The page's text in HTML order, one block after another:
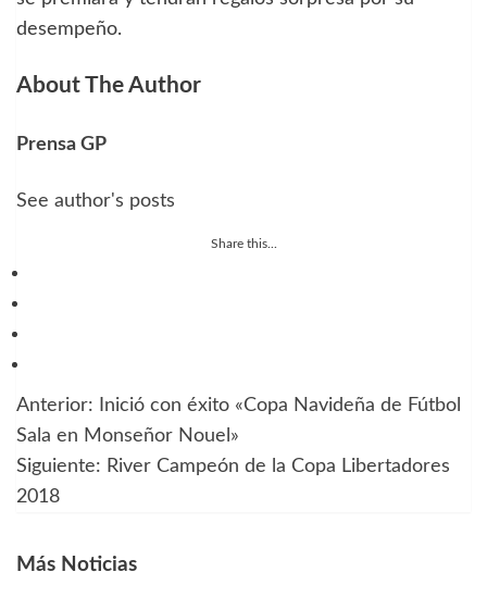
desempeño.
About The Author
Prensa GP
See author's posts
Share this...
Navegación
de
entradas
Anterior:
Inició con éxito «Copa Navideña de Fútbol
Sala en Monseñor Nouel»
Siguiente: River Campeón de la Copa Libertadores
2018
Más Noticias